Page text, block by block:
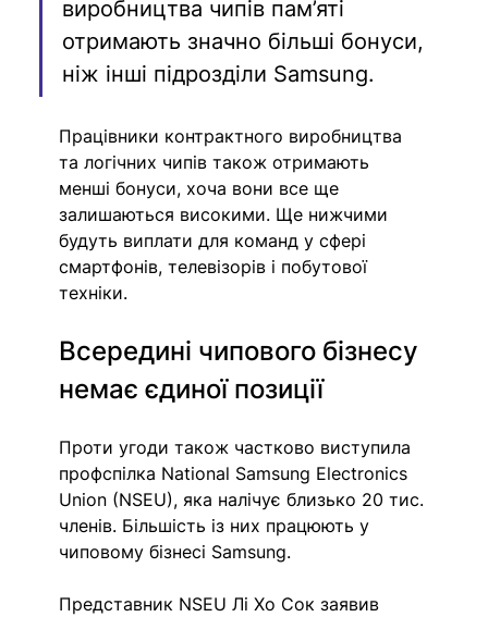
виробництва чипів пам’яті
отримають значно більші бонуси,
ніж інші підрозділи Samsung.
Працівники контрактного виробництва
та логічних чипів також отримають
менші бонуси, хоча вони все ще
залишаються високими. Ще нижчими
будуть виплати для команд у сфері
смартфонів, телевізорів і побутової
техніки.
Всередині чипового бізнесу
немає єдиної позиції
Проти угоди також частково виступила
профспілка National Samsung Electronics
Union (NSEU), яка налічує близько 20 тис.
членів. Більшість із них працюють у
чиповому бізнесі Samsung.
Представник NSEU Лі Хо Сок заявив